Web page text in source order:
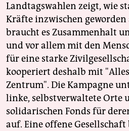
Landtagswahlen zeigt, wie
Kräfte inzwischen geworden
braucht es Zusammenhalt
und vor allem mit den
für eine starke
kooperiert deshalb mit
Zentrum". Die Kampagne
linke, selbstverwaltete Orte
solidarischen Fonds für
auf. Eine offene